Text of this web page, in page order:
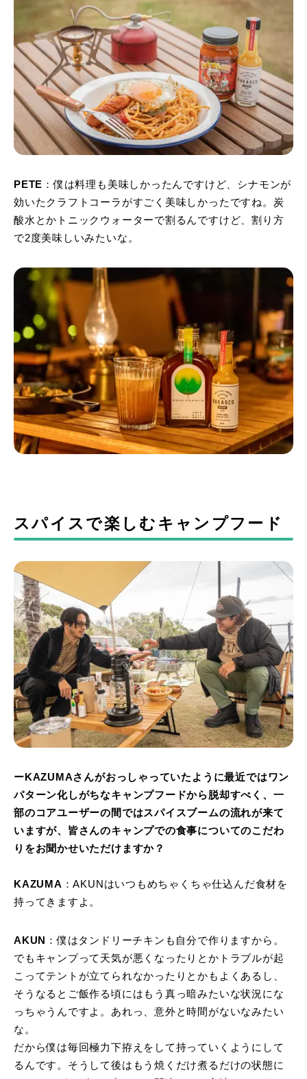
PETE ：僕は料理も美味しかったんですけど、シナモンが
効いたクラフトコーラがすごく美味しかったですね。炭
酸水とかトニックウォーターで割るんですけど、割り方
で2度美味しいみたいな。
スパイスで楽しむキャンプフード
ーKAZUMAさんがおっしゃっていたように最近ではワン
パターン化しがちなキャンプフードから脱却すべく、一
部のコアユーザーの間ではスパイスブームの流れが来て
いますが、皆さんのキャンプでの食事についてのこだわ
りをお聞かせいただけますか？
KAZUMA ：AKUNはいつもめちゃくちゃ仕込んだ食材を
持ってきますよ。
AKUN
：僕はタンドリーチキンも自分で作りますから。
でもキャンプって天気が悪くなったりとかトラブルが起
こってテントが立てられなかったりとかもよくあるし、
そうなるとご飯作る頃にはもう真っ暗みたいな状況にな
っちゃうんですよ。あれっ、意外と時間がないなみたい
な。
だから僕は毎回極力下拵えをして持っていくようにして
るんです。そうして後はもう焼くだけ煮るだけの状態に